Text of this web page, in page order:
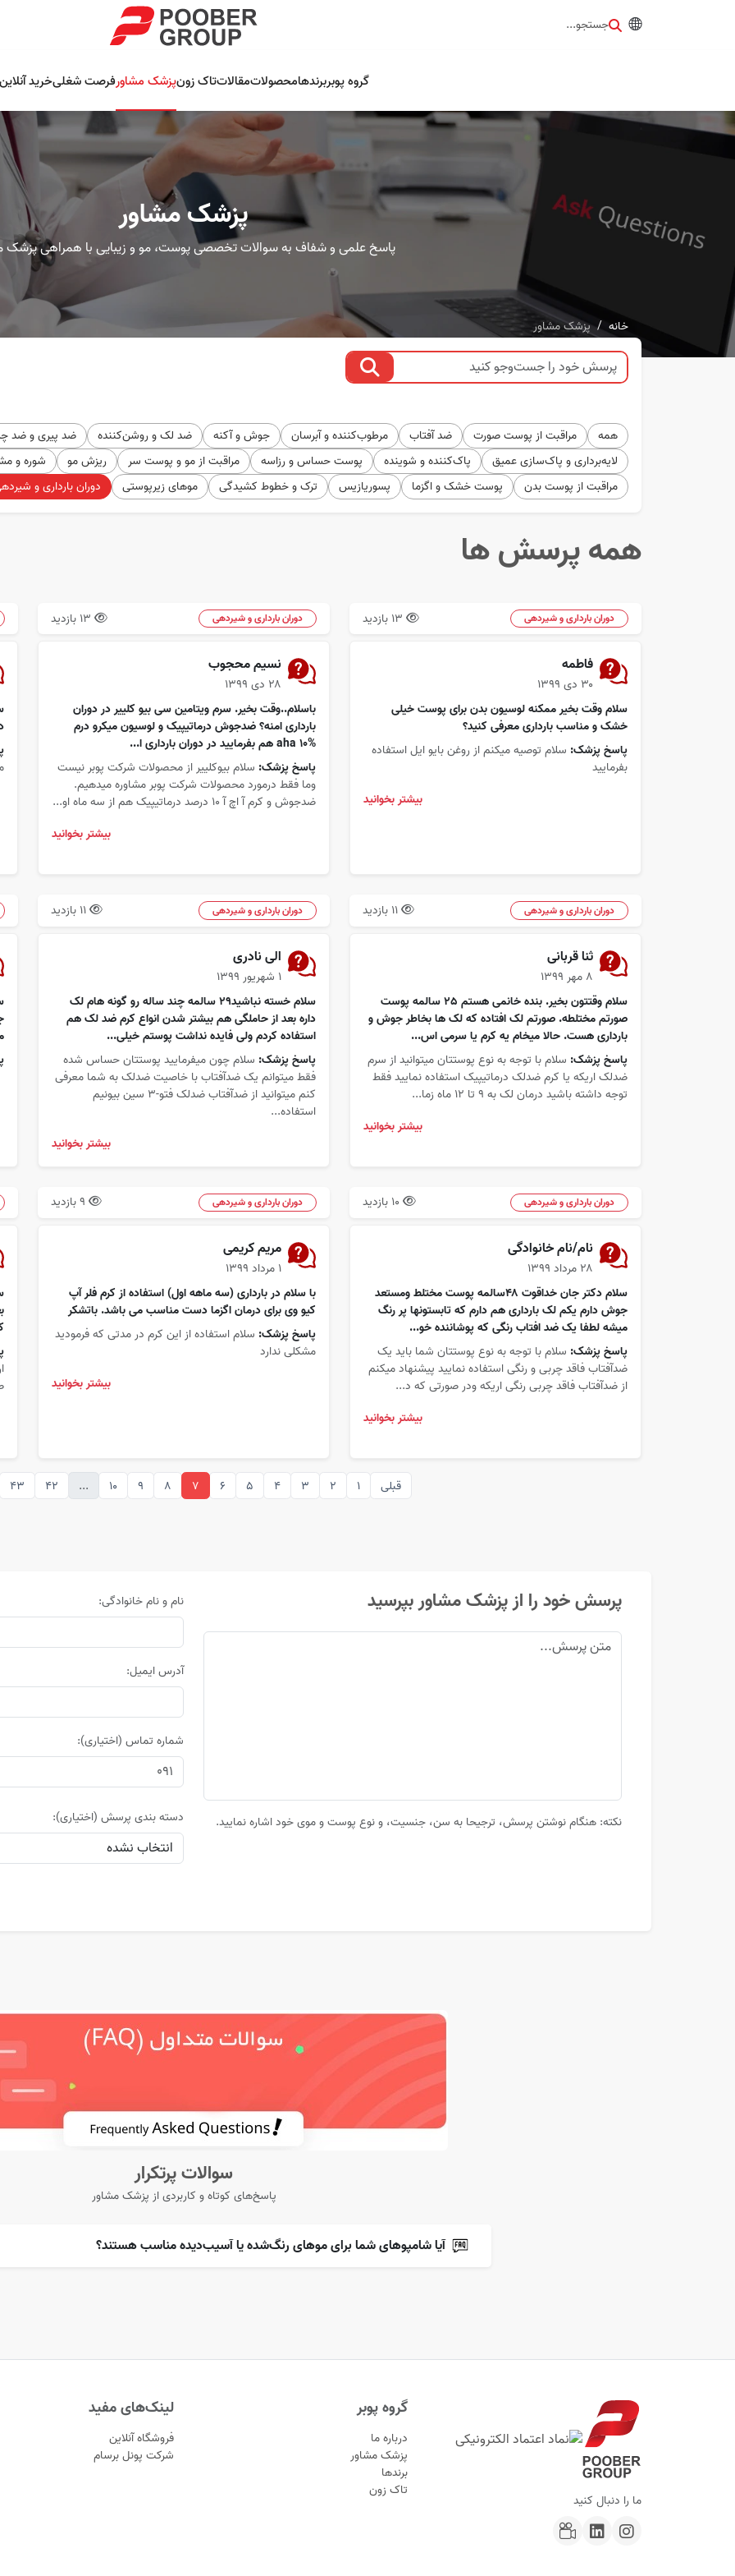
جستجو...
گروه پوبربرندهامحصولاتمقالاتتاک زونپزشک مشاورفرصت شغلیخرید
پزشک مشاور
پاسخ علمی و شفاف به سوالات تخصصی پوست، مو و زیبایی با همراهی پزشک
خانه پزشک مشاور
همه مراقبت از پوست صورت ضد آفتاب مرطوب‌کننده و آبرسان جوش و آکنه ضد لک و روشن‌کننده
ضد پیری و ضد
لایه‌برداری و پاک‌سازی عمیق
پاک‌کننده و شوینده پوست حساس و رزاسه مراقبت از مو و پوست سر ریزش مو
شوره و
مراقبت از پوست بدن
پوست خشک و اگزما پسوریازیس ترک و خطوط کشیدگی موهای زیرپوستی دوران بارداری و
همه پرسش ها
دوران بارداری و شیردهی
فاطمه
۳۰ دی ۱۳۹۹
سلام وقت بخیر ممکنه لوسیون بدن برای پوست خیلی
خشک و مناسب بارداری معرفی کنید؟
پاسخ پزشک: سلام توصیه میکنم از روغن بایو ایل استفاده
بفرمایید
بیشتر بخوانید
دوران بارداری و شیردهی
نسیم محجوب
۲۸ دی ۱۳۹۹
باسلام..وقت بخیر. سرم ویتامین سی بیو کلییر در دوران
بارداری امنه؟ ضدجوش درماتیپیک و لوسیون میکرو درم
aha 10% هم بفرمایید در دوران بارداری ا...
پاسخ پزشک: سلام بیوکلییر از محصولات شرکت پوبر نیست
وما فقط درمورد محصولات شرکت پوبر مشاوره میدهیم.
ضدجوش و کرم آ اچ آ 10 درصد درماتیپیک هم از سه ماه او...
بیشتر بخوانید
دوران بارداری و شیردهی
ثنا قربانی
۸ مهر ۱۳۹۹
سلام وقتتون بخیر. بنده خانمی هستم 25 سالمه پوست
صورتم مختلطه. صورتم لک افتاده که لک ها بخاطر جوش و
بارداری هست. حالا میخام یه کرم یا سرمی اس...
پاسخ پزشک: سلام با توجه به نوع پوستتان میتوانید از سرم
ضدلک اریکه یا کرم ضدلک درماتیپیک استفاده نمایید فقط
توجه داشته باشید درمان لک به 9 تا 12 ماه زما...
بیشتر بخوانید
دوران بارداری و شیردهی
الی نادری
۱ شهریور ۱۳۹۹
سلام خسته نباشید۲۹ سالمه چند ساله رو گونه هام لک
داره بعد از حاملگی هم بیشتر شدن انواع کرم ضد لک هم
استفاده کردم ولی فایده نداشت پوستم خیلی...
پاسخ پزشک: سلام چون میفرمایید پوستتان حساس شده
فقط میتوانم یک ضدآفتاب با خاصیت ضدلک به شما معرفی
کنم میتوانید از ضدآفتاب ضدلک فتو-3 سین بیونیم
استفاده...
بیشتر بخوانید
دوران بارداری و شیردهی
نام/نام خانوادگی
۲۸ مرداد ۱۳۹۹
سلام دکتر جان خداقوت ۴۸سالمه پوست مختلط ومستعد
جوش دارم یکم لک بارداری هم دارم که تابستونها پر رنگ
میشه لطفا یک ضد افتاب رنگی که پوشاننده خو...
پاسخ پزشک: سلام با توجه به نوع پوستتان شما باید یک
ضدآفتاب فاقد چربی و رنگی استفاده نمایید پیشنهاد میکنم
از ضدآفتاب فاقد چربی رنگی اریکه ودر صورتی که د...
بیشتر بخوانید
دوران بارداری و شیردهی
مریم کریمی
۱ مرداد ۱۳۹۹
با سلام در بارداری (سه ماهه اول) استفاده از کرم فلر آپ
کیو وی برای درمان اگزما دست مناسب می باشد. باتشکر
پاسخ پزشک: سلام استفاده از این کرم در مدتی که فرمودید
مشکلی ندارد
بیشتر بخوانید
قبلی 1
2
3
4
5
6
7
8
9
10
...
42
43
پرسش خود را از پزشک مشاور بپرسید
نکته: هنگام نوشتن پرسش، ترجیحا به سن، جنسیت، و نوع پوست و موی خود اشاره نمایید.
نام و نام خانوادگی:
آدرس ایمیل:
شماره تماس (اختیاری):
دسته بندی پرسش (اختیاری):
سوالات پرتکرار
پاسخ‌های کوتاه و کاربردی از پزشک مشاور
آیا شامپوهای شما برای موهای رنگ‌شده یا آسیب‌دیده مناسب هستند؟
ما را دنبال کنید
گروه پوبر
درباره ما
پزشک مشاور
برندها
تاک زون
لینک‌های مفید
فروشگاه آنلاین
شرکت پونل برسام